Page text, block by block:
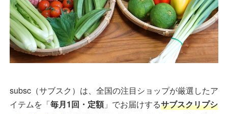
subsc（サブスク）は、全国の注目ショップが厳選したア
イテムを「毎月1回・定額」でお届けするサブスクリプシ